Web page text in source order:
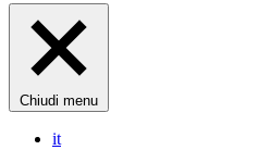
Chiudi menu
it